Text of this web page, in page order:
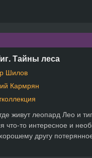
Тайны леса
Шилов
Кармрян
живут леопард Лео и
что-то интересное и
другу